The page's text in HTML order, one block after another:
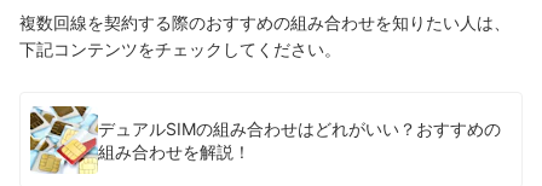
複数回線を契約する際のおすすめの組み合わせを知りたい人は、
下記コンテンツをチェックしてください。
デュアルSIMの組み合わせはどれがいい？おすすめの
組み合わせを解説！